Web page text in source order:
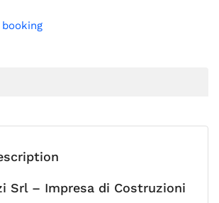
Srl – Impresa di Costruzioni